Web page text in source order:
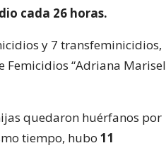
cada 26 horas.
y 7 transfeminicidios,
“Adriana Marisel
quedaron huérfanos por
tiempo, hubo 11